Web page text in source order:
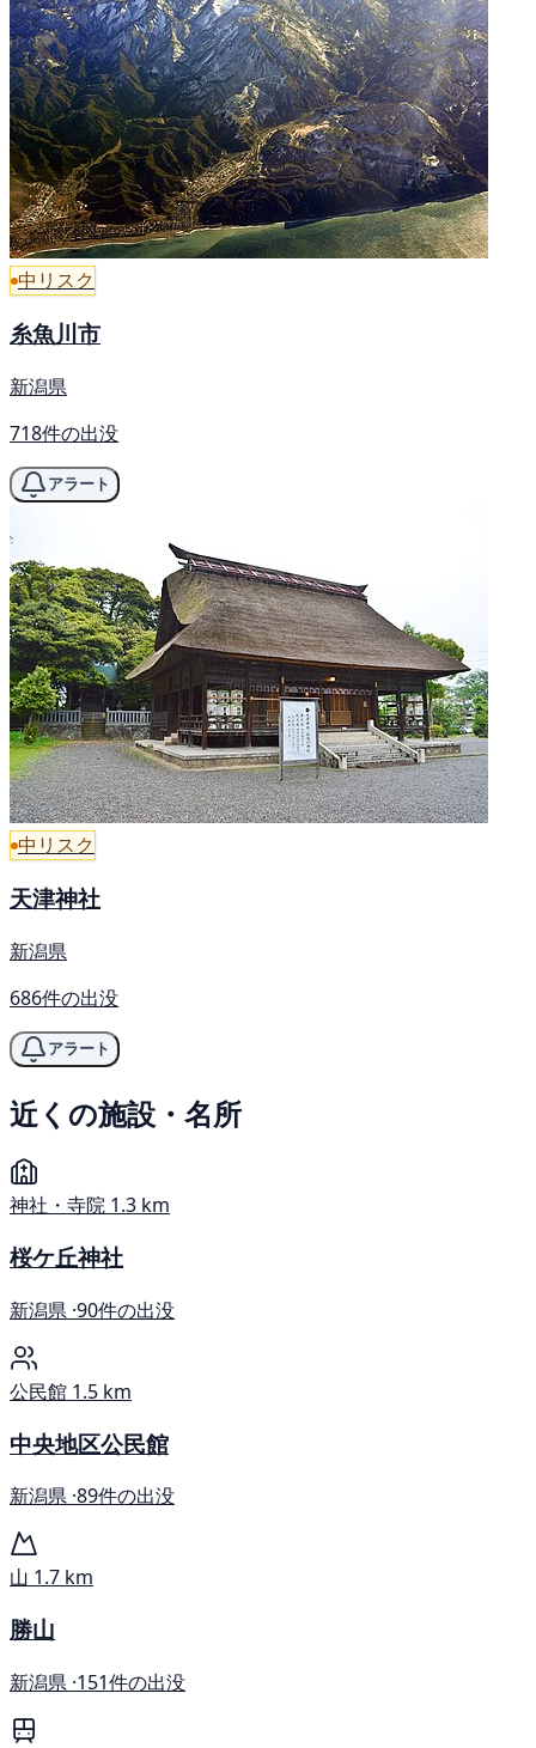
中リスク
糸魚川市
新潟県
718件の出没
アラート
中リスク
天津神社
新潟県
686件の出没
アラート
近くの施設・名所
神社・寺院 1.3 km
桜ケ丘神社
新潟県 ·90件の出没
公民館 1.5 km
中央地区公民館
新潟県 ·89件の出没
山 1.7 km
勝山
新潟県 ·151件の出没